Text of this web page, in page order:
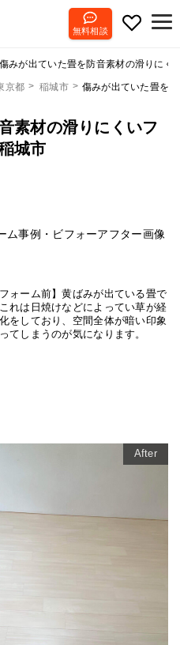
無料相談
傷みが出ていた畳を防音素材の滑りにく
京都 稲城市 傷みが出ていた畳を
素材の滑りにくいフ
城市
ム事例・ビフォーアフター画像
フォーム前】黄ばみが出ている畳で
れは日焼けなどによってい草が経
をしており、空間全体が暗い印象
てしまうのが気になります。
After